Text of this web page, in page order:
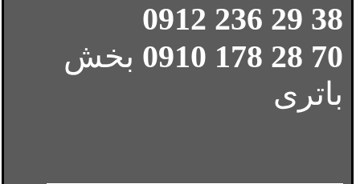
38 29 236 0912
70 28 178 0910
بخش
باتری